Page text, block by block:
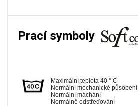
Prací symboly
Maximální teplota 40 ° C
Normální mechanické působení
Normální máchání
Normálně odstřeďování